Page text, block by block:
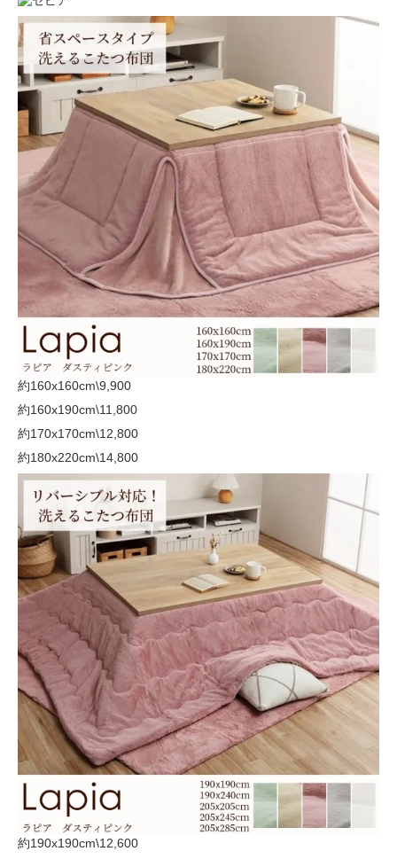
約160x160cm\9,900
約160x190cm\11,800
約170x170cm\12,800
約180x220cm\14,800
約190x190cm\12,600